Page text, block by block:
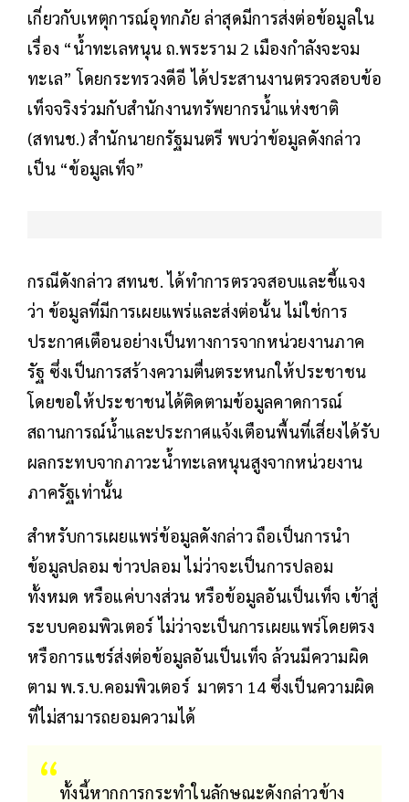
เกี่ยวกับเหตุการณ์อุทกภัย ล่าสุดมีการส่งต่อข้อมูลใน
เรื่อง “น้ำทะเลหนุน ถ.พระราม 2 เมืองกำลังจะจม
ทะเล” โดยกระทรวงดีอี ได้ประสานงานตรวจสอบข้อ
เท็จจริงร่วมกับสำนักงานทรัพยากรน้ำแห่งชาติ
(สทนช.) สำนักนายกรัฐมนตรี พบว่าข้อมูลดังกล่าว
เป็น “ข้อมูลเท็จ”
กรณีดังกล่าว สทนช. ได้ทำการตรวจสอบและชี้แจง
ว่า ข้อมูลที่มีการเผยแพร่และส่งต่อนั้น ไม่ใช่การ
ประกาศเตือนอย่างเป็นทางการจากหน่วยงานภาค
รัฐ ซึ่งเป็นการสร้างความตื่นตระหนกให้ประชาชน
โดยขอให้ประชาชนได้ติดตามข้อมูลคาดการณ์
สถานการณ์น้ำและประกาศแจ้งเตือนพื้นที่เสี่ยงได้รับ
ผลกระทบจากภาวะน้ำทะเลหนุนสูงจากหน่วยงาน
ภาครัฐเท่านั้น
สำหรับการเผยแพร่ข้อมูลดังกล่าว ถือเป็นการนำ
ข้อมูลปลอม ข่าวปลอม ไม่ว่าจะเป็นการปลอม
ทั้งหมด หรือแค่บางส่วน หรือข้อมูลอันเป็นเท็จ เข้าสู่
ระบบคอมพิวเตอร์ ไม่ว่าจะเป็นการเผยแพร่โดยตรง
หรือการแชร์ส่งต่อข้อมูลอันเป็นเท็จ ล้วนมีความผิด
ตาม พ.ร.บ.คอมพิวเตอร์ มาตรา 14 ซึ่งเป็นความผิด
ที่ไม่สามารถยอมความได้
ทั้งนี้หากการกระทำในลักษณะดังกล่าวข้าง